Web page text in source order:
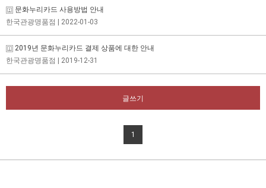
문화누리카드 사용방법 안내
한국관광명품점
| 2022-01-03
2019년 문화누리카드 결제 상품에 대한 안내
한국관광명품점
| 2019-12-31
글쓰기
1